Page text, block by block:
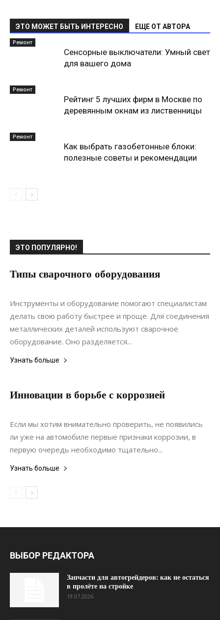
ЭТО МОЖЕТ БЫТЬ ИНТЕРЕСНО ЕЩЕ ОТ АВТОРА
Ремонт
Сенсорные выключатели: Умный свет
для вашего дома
Ремонт
Рейтинг 5 лучших фирм в Москве по
деревянным окнам из лиственницы
Ремонт
Как выбрать газобетонные блоки:
полезные советы и рекомендации
ЭТО ПОПУЛЯРНО!
Типы сварочного оборудования
25.08.2021
Инструменты и оборудование помогают специалистам
делать свою работу быстрее и проще. Для соединения
металлических деталей используют сварочное
оборудование. Оно разделяется...
Узнать больше
Инновации в борьбе с коррозией
17.10.2020
Если мы хотим внимательно проверить, не появились
ли уже на автомобиле первые признаки коррозии, в
первую очередь необходимо тщательно...
Узнать больше
ВЫБОР РЕДАКТОРА
Запчасти для автогрейдеров: как не остаться
в пролёте на стройке
19.07.2026